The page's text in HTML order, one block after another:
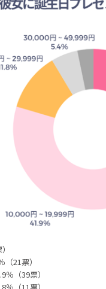
21票）
％（39票）
（11票）